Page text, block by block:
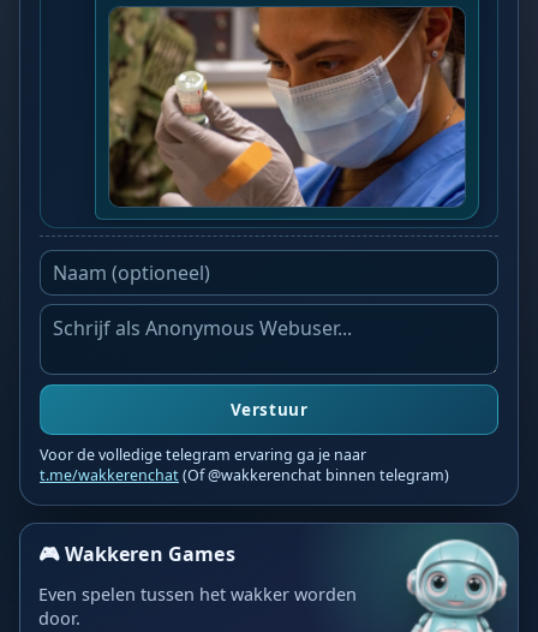
Verstuur
Voor de volledige telegram ervaring ga je naar
t.me/wakkerenchat(Of @wakkerenchat binnen telegram)
🎮 Wakkeren Games
Even spelen tussen het wakker worden
door.